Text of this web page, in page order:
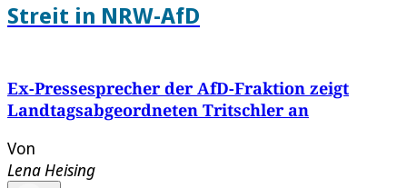
Streit in NRW-AfD
Ex-Pressesprecher der AfD-Fraktion zeigt
Landtagsabgeordneten Tritschler an
Von
Lena Heising